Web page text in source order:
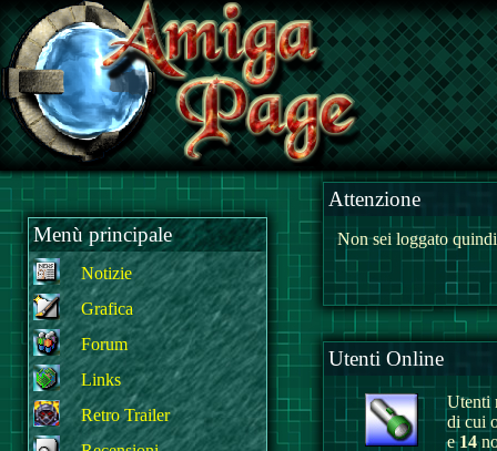
Menù principale
Notizie
Grafica
Forum
Links
Retro Trailer
Attenzione
Non sei loggato
Utenti Online
Utenti
di cui
e14